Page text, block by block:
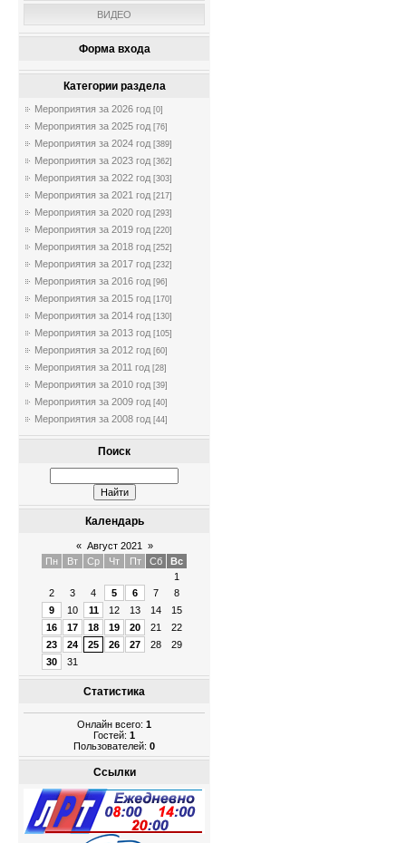
ВИДЕО
Форма входа
Категории раздела
Мероприятия за 2026 год [0]
Мероприятия за 2025 год [76]
Мероприятия за 2024 год [389]
Мероприятия за 2023 год [362]
Мероприятия за 2022 год [303]
Мероприятия за 2021 год [217]
Мероприятия за 2020 год [293]
Мероприятия за 2019 год [220]
Мероприятия за 2018 год [252]
Мероприятия за 2017 год [232]
Мероприятия за 2016 год [96]
Мероприятия за 2015 год [170]
Мероприятия за 2014 год [130]
Мероприятия за 2013 год [105]
Мероприятия за 2012 год [60]
Мероприятия за 2011 год [28]
Мероприятия за 2010 год [39]
Мероприятия за 2009 год [40]
Мероприятия за 2008 год [44]
Поиск
Календарь
« Август 2021
»
Пн
Вт Ср Чт Пт Сб
Вс
1
2
3 4 5 6 7
8
9
10 11 12 13 14
15
16
17 18 19 20 21
22
23
24 25 26 27 28
29
30
31
Статистика
Онлайн всего: 1
Гостей: 1
Пользователей: 0
Ссылки